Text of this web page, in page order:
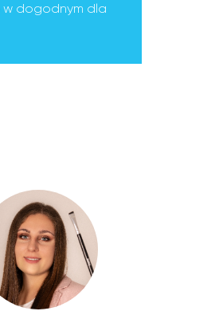
w dogodnym dla